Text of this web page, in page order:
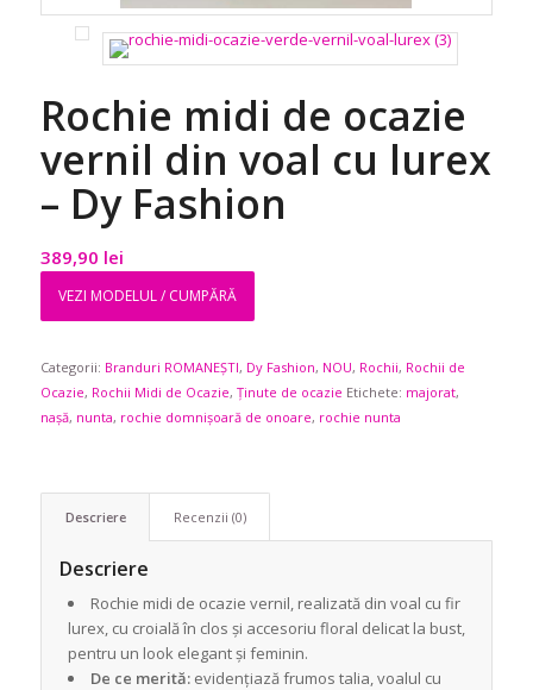
Rochie midi de ocazie
vernil din voal cu lurex
– Dy Fashion
389,90 lei
VEZI MODELUL / CUMPĂRĂ
Categorii: Branduri ROMANEȘTI, Dy Fashion, NOU, Rochii, Rochii de
Ocazie, Rochii Midi de Ocazie, Ținute de ocazie Etichete: majorat,
nașă, nunta, rochie domnișoară de onoare, rochie nunta
Descriere Recenzii (0)
Descriere
Rochie midi de ocazie vernil, realizată din voal cu fir
lurex, cu croială în clos și accesoriu floral delicat la bust,
pentru un look elegant și feminin.
De ce merită:evidențiază frumos talia, voalul cu